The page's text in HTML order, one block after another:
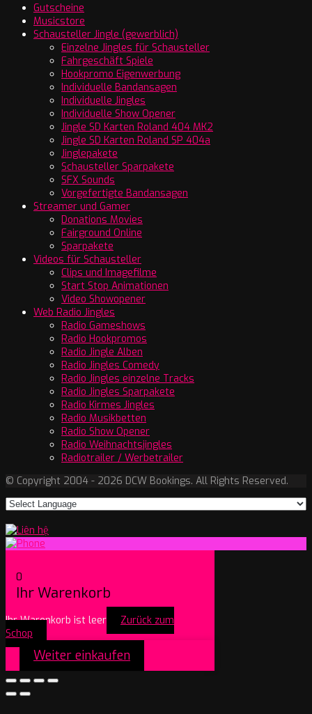
Gutscheine
Musicstore
Schausteller Jingle (gewerblich)
Einzelne Jingles für Schausteller
Fahrgeschäft Spiele
Hookpromo Eigenwerbung
Individuelle Bandansagen
Individuelle Jingles
Individuelle Show Opener
Jingle SD Karten Roland 404 MK2
Jingle SD Karten Roland SP 404a
Jinglepakete
Schausteller Sparpakete
SFX Sounds
Vorgefertigte Bandansagen
Streamer und Gamer
Donations Movies
Fairground Online
Sparpakete
Videos für Schausteller
Clips und Imagefilme
Start Stop Animationen
Video Showopener
Web Radio Jingles
Radio Gameshows
Radio Hookpromos
Radio Jingle Alben
Radio Jingles Comedy
Radio Jingles einzelne Tracks
Radio Jingles Sparpakete
Radio Kirmes Jingles
Radio Musikbetten
Radio Show Opener
Radio Weihnachtsjingles
Radiotrailer / Werbetrailer
© Copyright 2004 - 2026 DCW Bookings. All Rights Reserved.
0
Ihr Warenkorb
Ihr Warenkorb ist leer
Zurück zum
Schop
Weiter einkaufen